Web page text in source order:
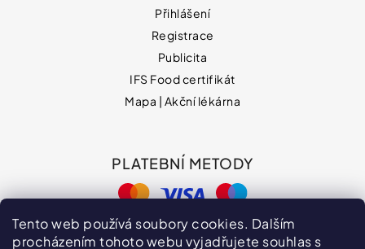
Tento web používá soubory cookies. Dalším
procházením tohoto webu vyjadřujete souhlas s
Přihlášení
Registrace
Publicita
IFS Food certifikát
Mapa | Akční lékárna
PLATEBNÍ METODY